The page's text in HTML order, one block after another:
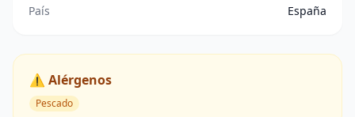
País
España
⚠️ Alérgenos
Pescado